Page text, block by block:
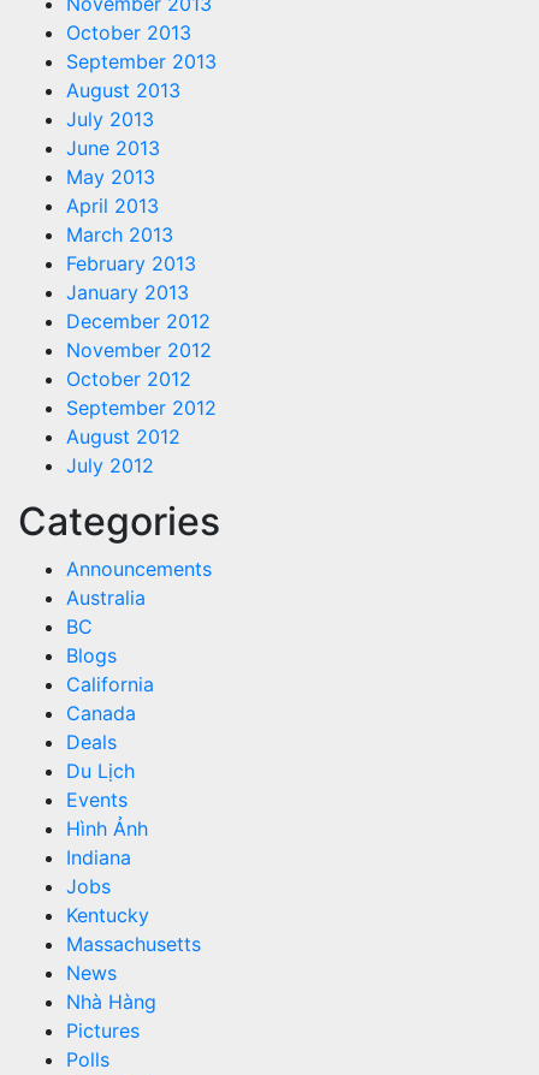
October 2013
September 2013
August 2013
July 2013
June 2013
May 2013
April 2013
March 2013
February 2013
January 2013
December 2012
November 2012
October 2012
September 2012
August 2012
July 2012
Categories
Announcements
Australia
BC
Blogs
California
Canada
Deals
Du Lịch
Events
Hình Ảnh
Indiana
Jobs
Kentucky
Massachusetts
News
Nhà Hàng
Pictures
Polls